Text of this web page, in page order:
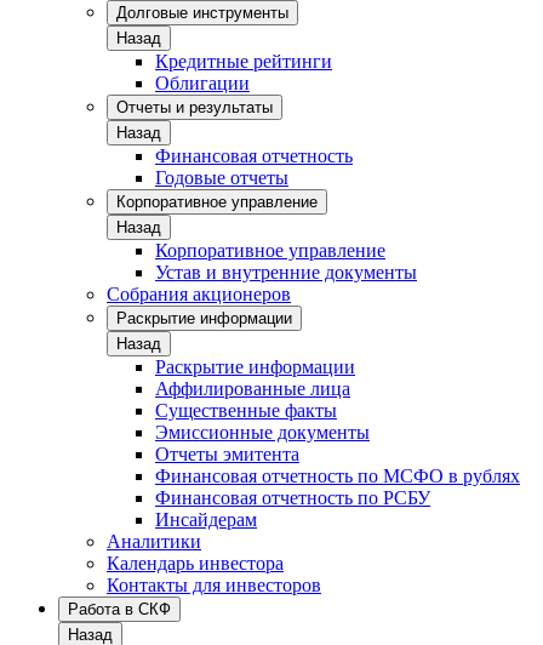
Долговые инструменты
Назад
Кредитные рейтинги
Облигации
Отчеты и результаты
Назад
Финансовая отчетность
Годовые отчеты
Корпоративное управление
Назад
Корпоративное управление
Устав и внутренние документы
Собрания акционеров
Раскрытие информации
Назад
Раскрытие информации
Аффилированные лица
Существенные факты
Эмиссионные документы
Отчеты эмитента
Финансовая отчетность по МСФО в рублях
Финансовая отчетность по РСБУ
Инсайдерам
Аналитики
Календарь инвестора
Контакты для инвесторов
Работа в СКФ
Назад